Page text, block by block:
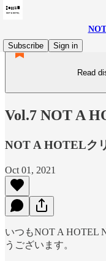
Subscribe
Sign in
Read
Vol.7 NOT A
NOT A HOTELク
Oct 01, 2021
いつもNOT A HOTEL
うございます。